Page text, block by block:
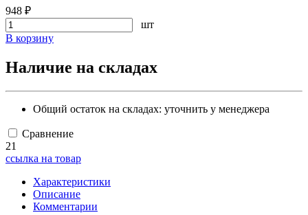
948 ₽
шт
В корзину
Наличие на складах
Общий остаток на складах: уточнить у менеджера
Сравнение
21
ссылка на товар
Характеристики
Описание
Комментарии